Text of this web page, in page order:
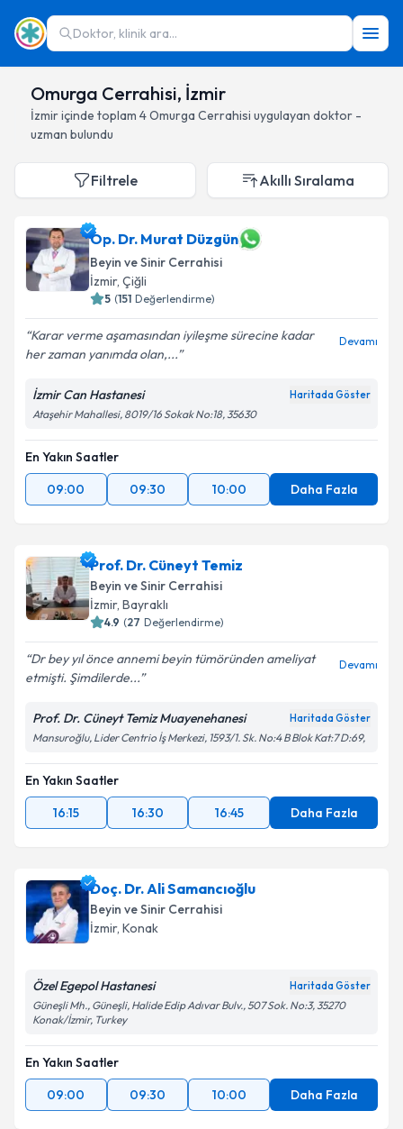
Doktor, klinik ara...
Omurga Cerrahisi, İzmir
İzmiriçinde toplam 4Omurga Cerrahisi uygulayan doktor -
uzman bulundu
Filtrele Akıllı Sıralama
Op. Dr. Murat Düzgün
Beyin ve Sinir Cerrahisi
İzmir, Çiğli
5 (151 Değerlendirme)
Karar verme aşamasından iyileşme sürecine kadar
her zaman yanımda olan,...
Devamı
İzmir Can Hastanesi Haritada Göster
Ataşehir Mahallesi, 8019/16 Sokak No:18, 35630
En Yakın Saatler
09:00
09:30 10:00 Daha Fazla
Prof. Dr. Cüneyt Temiz
Beyin ve Sinir Cerrahisi
İzmir, Bayraklı
4.9 (27 Değerlendirme)
Dr bey yıl önce annemi beyin tümöründen ameliyat
etmişti. Şimdilerde...
Devamı
Prof. Dr. Cüneyt Temiz Muayenehanesi Haritada Göster
Mansuroğlu, Lider Centrio İş Merkezi, 1593/1. Sk. No:4 B Blok Kat:7 D:69,
En Yakın Saatler
16:15
16:30 16:45 Daha Fazla
Doç. Dr. Ali Samancıoğlu
Beyin ve Sinir Cerrahisi
İzmir, Konak
Özel Egepol Hastanesi Haritada Göster
Güneşli Mh., Güneşli, Halide Edip Adıvar Bulv., 507 Sok. No:3, 35270
Konak/İzmir, Turkey
En Yakın Saatler
09:00
09:30 10:00 Daha Fazla